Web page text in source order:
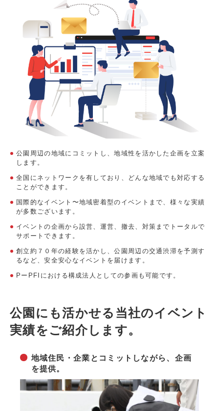
公園周辺の地域にコミットし、地域性を活かした企画を立案
します。
全国にネットワークを有しており、どんな地域でも対応する
ことができます。
国際的なイベント〜地域密着型のイベントまで、様々な実績
が多数ございます。
イベントの企画から設営、運営、撤去、対策までトータルで
サポートできます。
創立約７０年の経験を活かし、公園周辺の交通渋滞を予測す
るなど、安全安心なイベントを届けます。
PーPFIにおける構成法人としての参画も可能です。
公園にも活かせる当社のイベント
実績をご紹介します。
地域住民・企業とコミットしながら、企画
を提供。